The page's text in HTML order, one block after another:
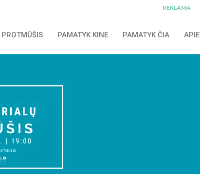
REKLAMA
PROTMŪŠIS PAMATYK KINE PAMATYK ČIA APIE